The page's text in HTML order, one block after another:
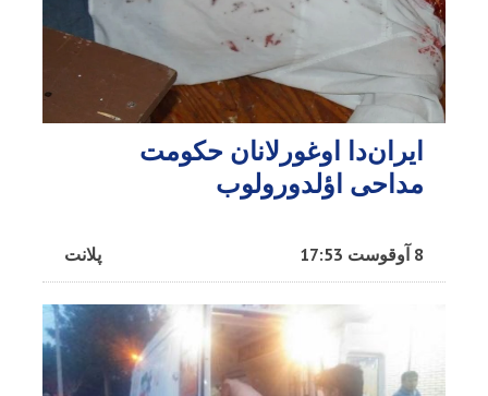
ایران‌دا اوغورلانان حکومت
مداحی اؤلدورولوب
پلانت 8 آوقوست 17:53